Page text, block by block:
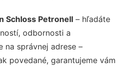
Schloss Petronell – hľadáte
odbornosti a
na správnej adrese –
povedané, garantujeme vám